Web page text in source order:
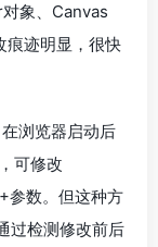
象、Canvas
痕迹明显，很快
浏览器启动后
可修改
参数。但这种方
过检测修改前后